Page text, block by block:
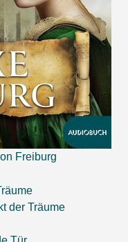
Freiburg
der Träume